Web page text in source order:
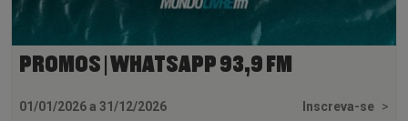
PROMOS | WHATSAPP 93,9 FM
01/01/2026 a 31/12/2026 Inscreva-se >